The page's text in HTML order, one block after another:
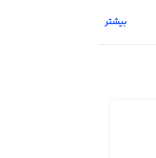
بیشتر